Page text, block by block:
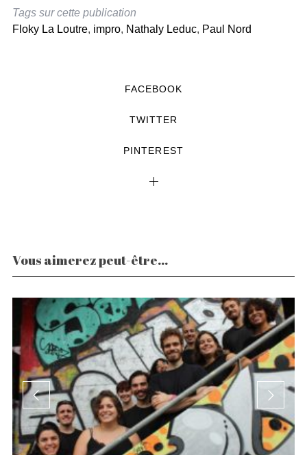
Tags sur cette publication
Floky La Loutre, impro, Nathaly Leduc, Paul Nord
FACEBOOK
TWITTER
PINTEREST
Vous aimerez peut-être...